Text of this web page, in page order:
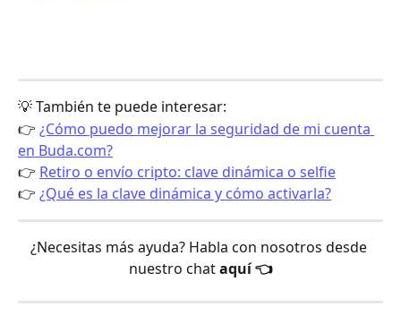
💡 También te puede interesar:
👉 ¿Cómo puedo mejorar la seguridad de mi cuenta
en Buda.com?
👉 Retiro o envío cripto: clave dinámica o selfie
👉 ¿Qué es la clave dinámica y cómo activarla?
¿Necesitas más ayuda? Habla con nosotros desde
nuestro chat aquí 👈